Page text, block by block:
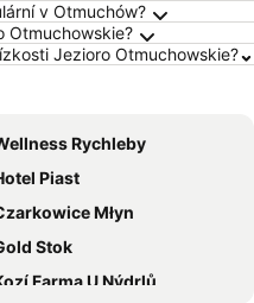
v Otmuchów?
Otmuchowskie?
Jezioro Otmuchowskie?
Rychleby
Piast
Młyn
Stok
Farma U Nýdrlů